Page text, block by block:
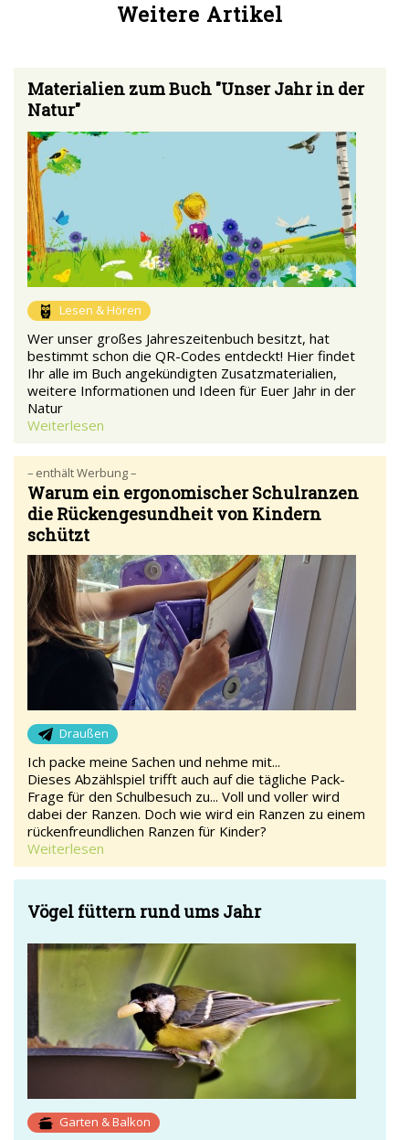
Weitere Artikel
Materialien zum Buch "Unser Jahr in der
Natur"
Lesen & Hören
Wer unser großes Jahreszeitenbuch besitzt, hat
bestimmt schon die QR-Codes entdeckt! Hier findet
Ihr alle im Buch angekündigten Zusatzmaterialien,
weitere Informationen und Ideen für Euer Jahr in der
Natur
Weiterlesen
– enthält Werbung –
Warum ein ergonomischer Schulranzen
die Rückengesundheit von Kindern
schützt
Draußen
Ich packe meine Sachen und nehme mit...
Dieses Abzählspiel trifft auch auf die tägliche Pack-
Frage für den Schulbesuch zu... Voll und voller wird
dabei der Ranzen. Doch wie wird ein Ranzen zu einem
rückenfreundlichen Ranzen für Kinder?
Weiterlesen
Vögel füttern rund ums Jahr
Garten & Balkon